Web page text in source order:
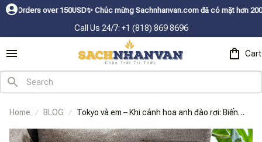
150USDㅤ✨Chúc mừng Sachnhanvan.com đã có mặt hơn 200 quốc gia
Call Us 24/7: +1 (818) 869 8696
Cart
Home BLOG
Tokyo và em – Khi cánh hoa anh đào rơi: Biến